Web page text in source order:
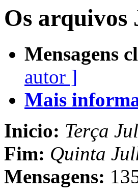
Os arquivos
Mensagens
autor ]
Mais
Inicio: Terça
Fim: Quinta
Mensagens: